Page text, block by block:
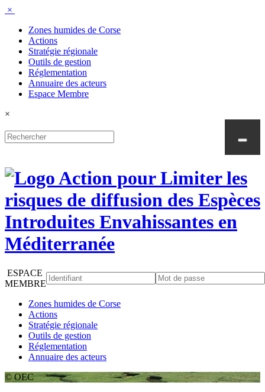
×
Zones humides de Corse
Actions
Stratégie régionale
Outils de gestion
Réglementation
Annuaire des acteurs
Espace Membre
×
ESPACE
MEMBRE
Zones humides de Corse
Actions
Stratégie régionale
Outils de gestion
Réglementation
Annuaire des acteurs
© OEC